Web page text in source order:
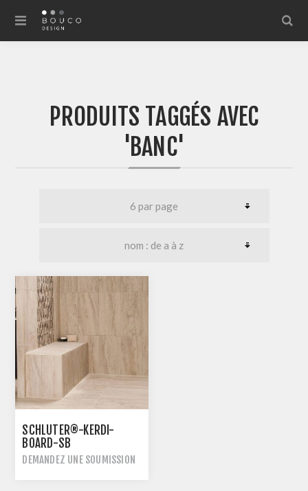
PRODUITS TAGGÉS AVEC
'BANC'
SCHLUTER®-KERDI-
BOARD-SB
DEMANDEZ UNE SOUMISSION